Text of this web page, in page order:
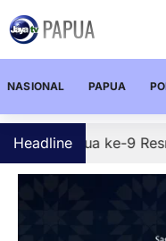
NASIONAL PAPUA
Headline
ke-9 Resmi Dibuka,